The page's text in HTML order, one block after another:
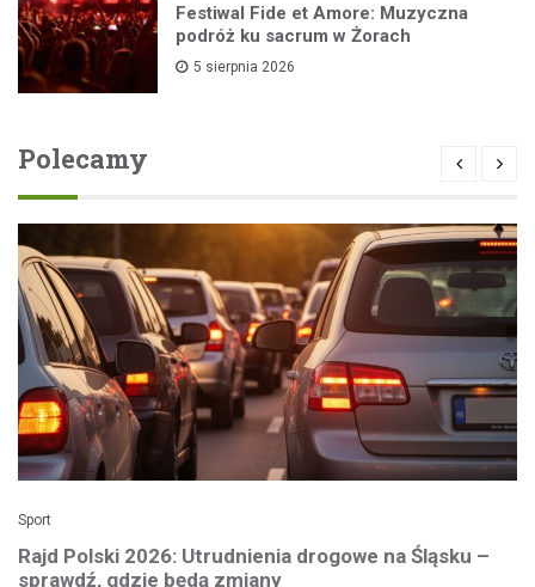
Festiwal Fide et Amore: Muzyczna
podróż ku sacrum w Żorach
5 sierpnia 2026
Polecamy
Sport
Rajd Polski 2026: Utrudnienia drogowe na Śląsku –
sprawdź, gdzie będą zmiany